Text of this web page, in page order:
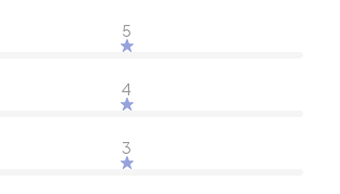
5
4
3